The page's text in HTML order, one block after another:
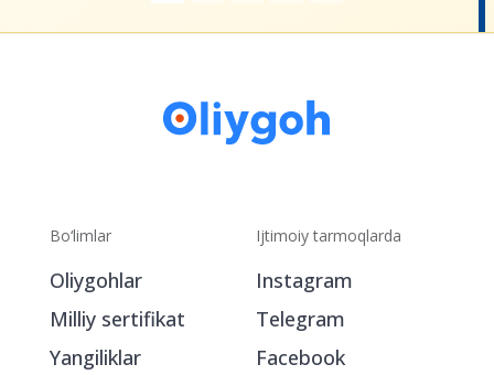
Bo‘limlar
Oliygohlar
Milliy sertifikat
Yangiliklar
Ijtimoiy tarmoqlarda
Instagram
Telegram
Facebook